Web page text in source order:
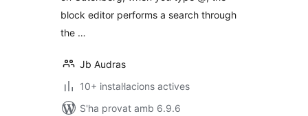
block editor performs a search through
the …
Jb Audras
10+ instal·lacions actives
S'ha provat amb 6.9.6